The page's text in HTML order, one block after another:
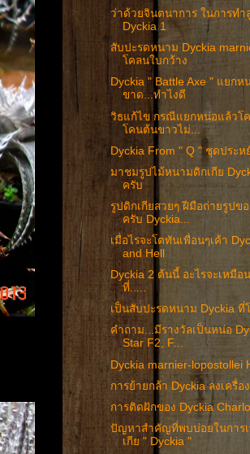
ว่าด้วยจินตนาการ ในการท
Dyckia 1
สับปะรดหนาม Dyckia
โคลนใบกว้าง
Dyckia " Battle Axe " แยกห
ขาด...ทำไงดี
วิธแก้ไข กรณีแยกหน่อแล้วโ
โคนต้นขาวไม่...
Dyckia From " Q " ชุดประห
มาชมรูปไม้หนามดิกเกีย
ครับ
รูปดิกเกียสวยๆ ฝีมือถ่ายรูปขอ
ครับ Dyckia...
เมื่อไรจะโตทันเพื่อนๆเค้า
and Hell
Dyckia 2 ต้นนี้ อะไรจะเหมื
ที่.....
เป็นสับปะรดหนาม Dyckia ที่
คำถาม...มีรางวัลเป็นหน่อ
Star F2, F...
Dyckia marnier-lopostollei
การย้ายกล้า Dyckia ลงเครื่อ
การติดฝักของ Dyckia
ปัญหาสำคัญที่พบบ่อยในการเ
เกีย " Dyckia "